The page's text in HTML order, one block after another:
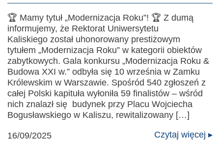
🏆 Mamy tytuł „Modernizacja Roku”! 🏆 Z dumą
informujemy, że Rektorat Uniwersytetu
Kaliskiego został uhonorowany prestiżowym
tytułem „Modernizacja Roku” w kategorii obiektów
zabytkowych. Gala konkursu „Modernizacja Roku &
Budowa XXI w.” odbyła się 10 września w Zamku
Królewskim w Warszawie. Spośród 540 zgłoszeń z
całej Polski kapituła wyłoniła 59 finalistów – wśród
nich znalazł się budynek przy Placu Wojciecha
Bogusławskiego w Kaliszu, rewitalizowany […]
16/09/2025 Czytaj więcej ▸